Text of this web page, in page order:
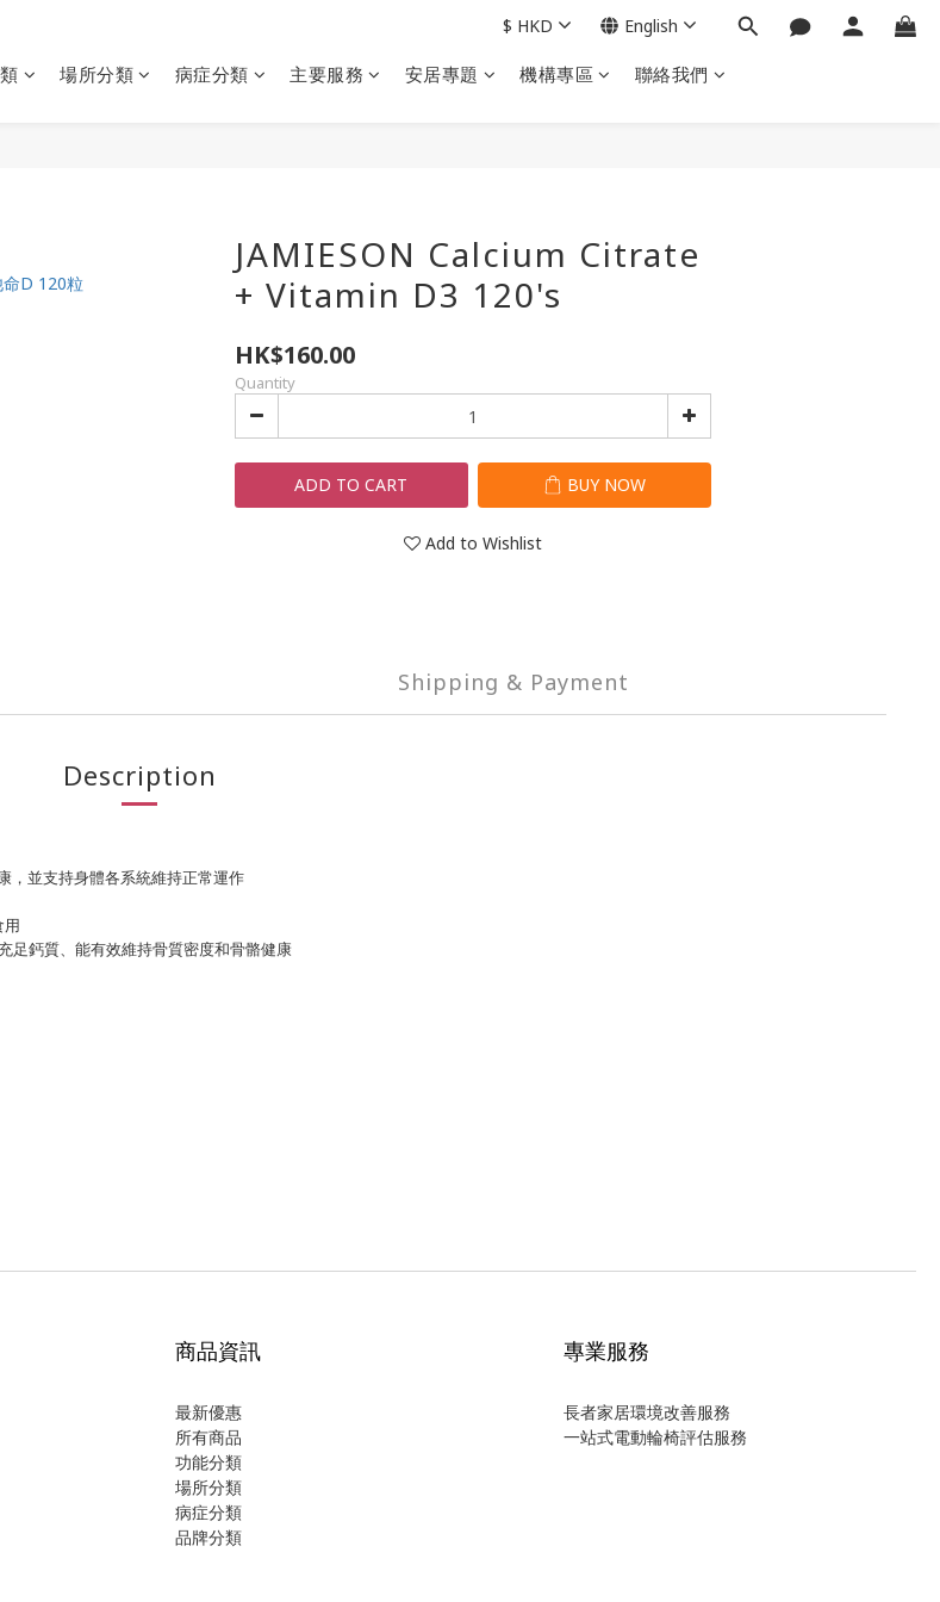
場所分類 病症分類 主要服務 安居專題 機構專區 聯絡我們
$ HKD English
JAMIESON Calcium Citrate
+ Vitamin D3 120's
HK$160.00
Quantity
ADD TO CART BUY NOW
Add to Wishlist
Shipping & Payment
Description
，並支持身體各系統維持正常運作
用
足鈣質、能有效維持骨質密度和骨骼健康
商品資訊
最新優惠
所有商品
功能分類
場所分類
病症分類
品牌分類
專業服務
長者家居環境改善服務
一站式電動輪椅評估服務